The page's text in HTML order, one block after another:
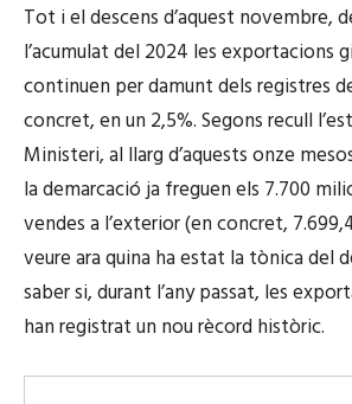
Tot i el descens d’aquest novembre,
l’acumulat del 2024 les exportacions
continuen per damunt dels registres
concret, en un 2,5%. Segons recull
Ministeri, al llarg d’aquests onze
la demarcació ja freguen els 7.700
vendes a l’exterior (en concret,
veure ara quina ha estat la tònica del
saber si, durant l’any passat, les
han registrat un nou rècord històric.